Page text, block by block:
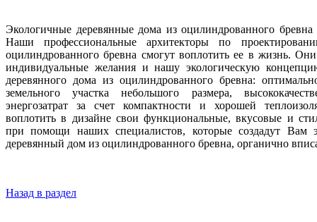
Экологичные деревянные дома из оцилиндрованного
Наши профессиональные архитекторы по
оцилиндрованного бревна смогут воплотить ее в жизнь.
индивидуальные желания и нашу экологическую
деревянного дома из оцилиндрованного бревна:
земельного участка небольшого размера,
энергозатрат за счет компактности и хорошей
воплотить в дизайне свои функциональные, вкусовые и
при помощи наших специалистов, которые создадут Вам
деревянный дом из оцилиндрованного бревна, органично
Назад в раздел